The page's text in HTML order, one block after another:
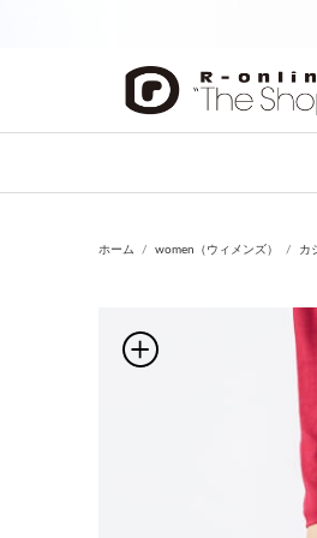
ホーム women（ウィメンズ） カ